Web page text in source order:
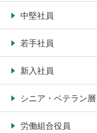
中堅社員
若手社員
新入社員
シニア・ベテラン層
労働組合役員